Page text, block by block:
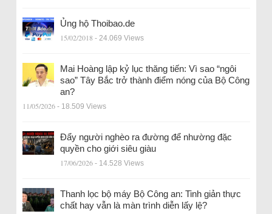
Ủng hộ Thoibao.de
15/02/2018 - 24.069 Views
Mai Hoàng lập kỷ lục thăng tiến: Vì sao “ngôi
sao” Tây Bắc trở thành điểm nóng của Bộ Công
an?
11/05/2026 - 18.509 Views
Đẩy người nghèo ra đường để nhường đặc
quyền cho giới siêu giàu
17/06/2026 - 14.528 Views
Thanh lọc bộ máy Bộ Công an: Tinh giản thực
chất hay vẫn là màn trình diễn lấy lệ?